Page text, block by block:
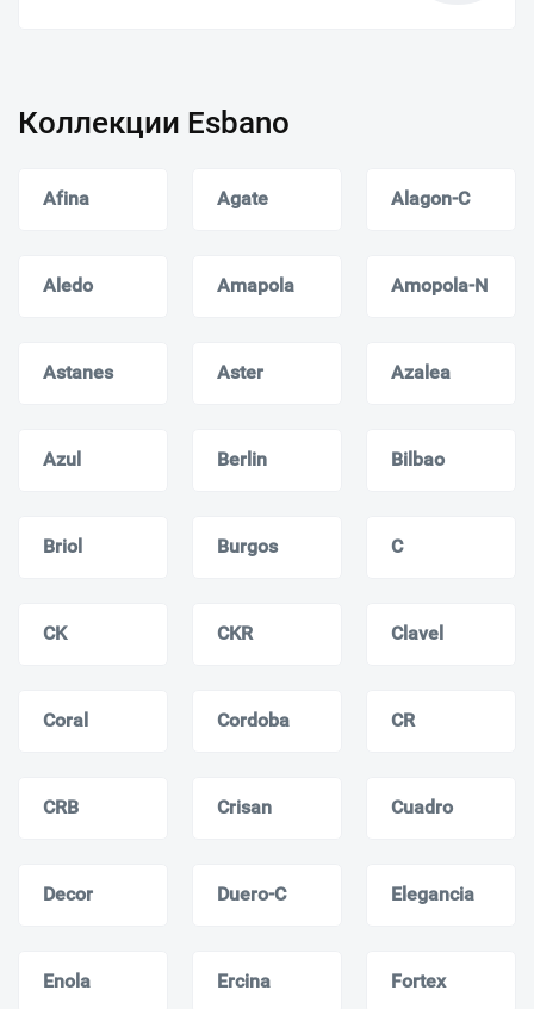
Коллекции Esbano
Afina Agate Alagon-C
Aledo Amapola Amopola-N
Astanes Aster Azalea
Azul Berlin Bilbao
Briol Burgos C
CK CKR Clavel
Coral Cordoba CR
CRB Crisan Cuadro
Decor Duero-C Elegancia
Enola Ercina Fortex